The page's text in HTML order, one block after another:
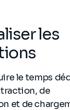
les
le temps
de
et de